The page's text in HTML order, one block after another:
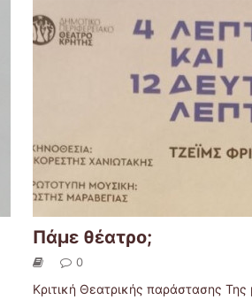
Πάμε θέατρο;
0
Κριτική Θεατρικής παράστασης Της